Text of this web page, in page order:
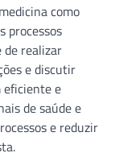
como
processos
de realizar
e discutir
eficiente e
de saúde e
e reduzir